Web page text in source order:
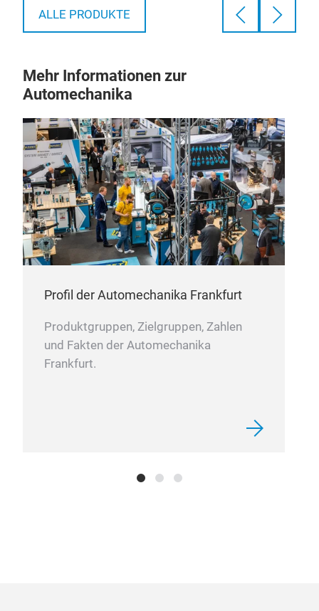
ALLE PRODUKTE
Mehr Informationen zur
Automechanika
Profil der Automechanika Frankfurt
Produktgruppen, Zielgruppen, Zahlen
und Fakten der Automechanika
Frankfurt.